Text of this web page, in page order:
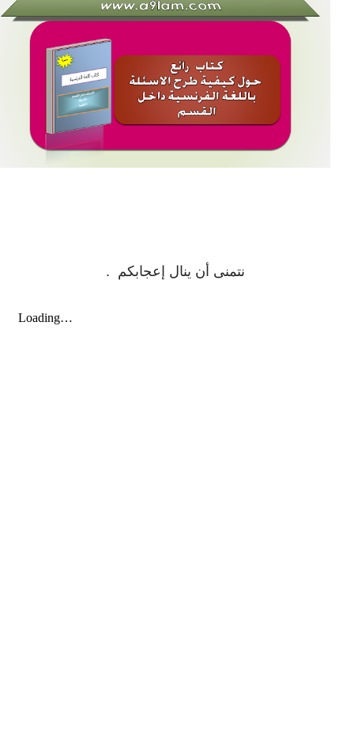
نتمنى أن ينال إعجابكم .